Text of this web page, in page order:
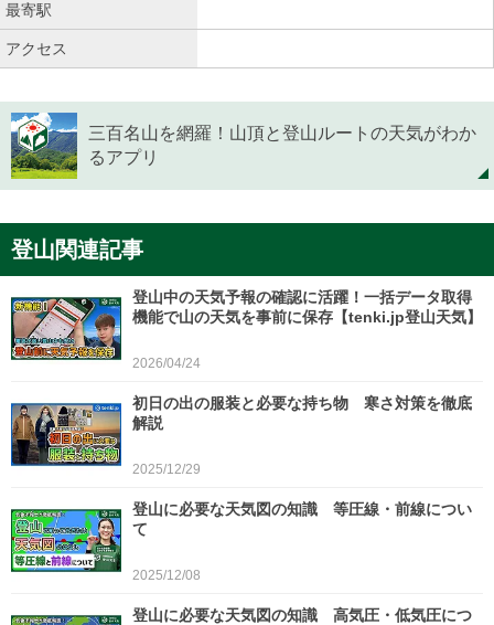
最寄駅
アクセス
三百名山を網羅！山頂と登山ルートの天気がわか
るアプリ
登山関連記事
登山中の天気予報の確認に活躍！一括データ取得
機能で山の天気を事前に保存【tenki.jp登山天気】
2026/04/24
初日の出の服装と必要な持ち物 寒さ対策を徹底
解説
2025/12/29
登山に必要な天気図の知識 等圧線・前線につい
て
2025/12/08
登山に必要な天気図の知識 高気圧・低気圧につ